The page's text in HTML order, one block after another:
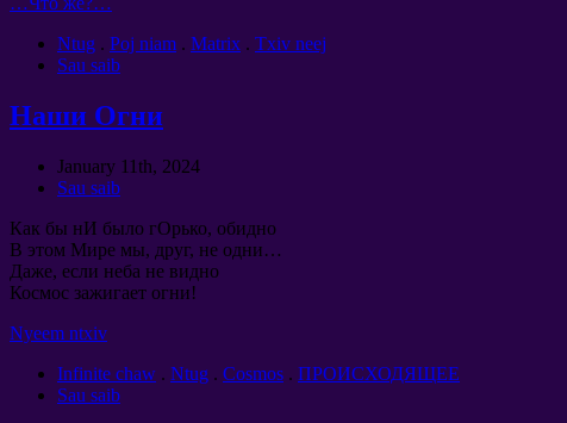
Ntug . Poj niam . Matrix . Txiv neej
Sau saib
Наши Огни
January 11th, 2024
Sau saib
Как бы нИ было гОрько, обидно
В этом Мире мы, друг, не одни…
Даже, если неба не видно
Космос зажигает огни!
Nyeem ntxiv
Infinite chaw . Ntug . Cosmos . ПРОИСХОДЯЩЕЕ
Sau saib